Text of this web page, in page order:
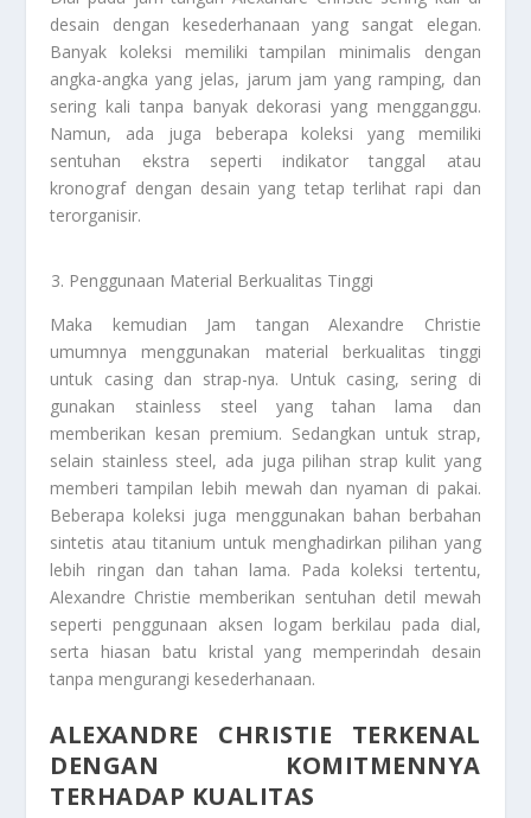
desain dengan kesederhanaan yang sangat elegan.
Banyak koleksi memiliki tampilan minimalis dengan
angka-angka yang jelas, jarum jam yang ramping, dan
sering kali tanpa banyak dekorasi yang mengganggu.
Namun, ada juga beberapa koleksi yang memiliki
sentuhan ekstra seperti indikator tanggal atau
kronograf dengan desain yang tetap terlihat rapi dan
terorganisir.
Penggunaan Material Berkualitas Tinggi
Maka kemudian Jam tangan Alexandre Christie
umumnya menggunakan material berkualitas tinggi
untuk casing dan strap-nya. Untuk casing, sering di
gunakan stainless steel yang tahan lama dan
memberikan kesan premium. Sedangkan untuk strap,
selain stainless steel, ada juga pilihan strap kulit yang
memberi tampilan lebih mewah dan nyaman di pakai.
Beberapa koleksi juga menggunakan bahan berbahan
sintetis atau titanium untuk menghadirkan pilihan yang
lebih ringan dan tahan lama. Pada koleksi tertentu,
Alexandre Christie memberikan sentuhan detil mewah
seperti penggunaan aksen logam berkilau pada dial,
serta hiasan batu kristal yang memperindah desain
tanpa mengurangi kesederhanaan.
ALEXANDRE CHRISTIE TERKENAL
DENGAN KOMITMENNYA
TERHADAP KUALITAS